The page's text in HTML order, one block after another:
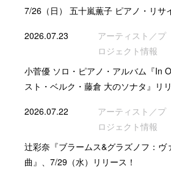
7/26（日） 五十嵐薫子 ピアノ・リサ
2026.07.23
アーティスト／プ
ロジェクト情報
小菅優 ソロ・ピアノ・アルバム『In
スト・ベルク・藤倉 大のソナタ』リ
2026.07.22
アーティスト／プ
ロジェクト情報
辻彩奈『ブラームス&グラズノフ：ヴ
曲』、7/29（水）リリース！